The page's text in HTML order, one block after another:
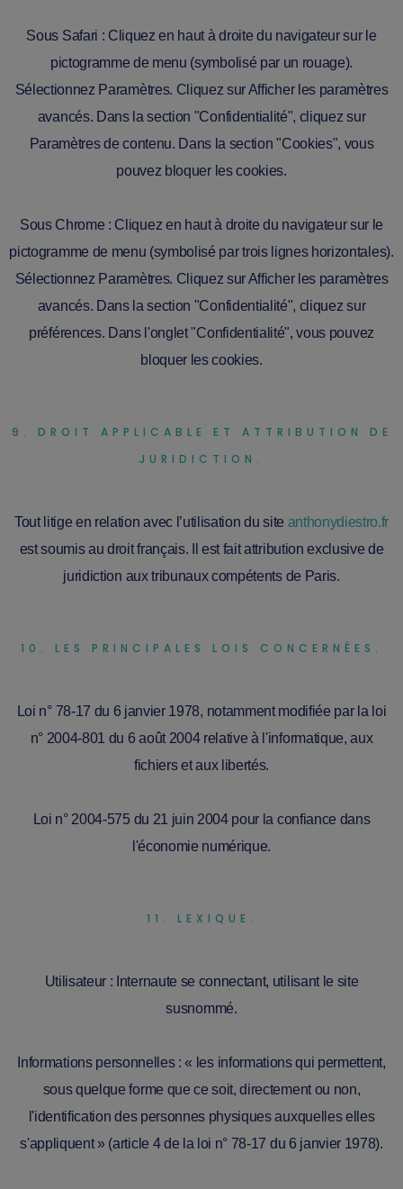
Sous Safari : Cliquez en haut à droite du navigateur sur le
pictogramme de menu (symbolisé par un rouage).
Sélectionnez Paramètres. Cliquez sur Afficher les paramètres
avancés. Dans la section "Confidentialité", cliquez sur
Paramètres de contenu. Dans la section "Cookies", vous
pouvez bloquer les cookies.
Sous Chrome : Cliquez en haut à droite du navigateur sur le
pictogramme de menu (symbolisé par trois lignes horizontales).
Sélectionnez Paramètres. Cliquez sur Afficher les paramètres
avancés. Dans la section "Confidentialité", cliquez sur
préférences. Dans l'onglet "Confidentialité", vous pouvez
bloquer les cookies.
9. DROIT APPLICABLE ET ATTRIBUTION DE
JURIDICTION.
Tout litige en relation avec l’utilisation du site anthonydiestro.fr
est soumis au droit français. Il est fait attribution exclusive de
juridiction aux tribunaux compétents de Paris.
10. LES PRINCIPALES LOIS CONCERNÉES.
Loi n° 78-17 du 6 janvier 1978, notamment modifiée par la loi
n° 2004-801 du 6 août 2004 relative à l'informatique, aux
fichiers et aux libertés.
Loi n° 2004-575 du 21 juin 2004 pour la confiance dans
l'économie numérique.
11. LEXIQUE.
Utilisateur : Internaute se connectant, utilisant le site
susnommé.
Informations personnelles : « les informations qui permettent,
sous quelque forme que ce soit, directement ou non,
l'identification des personnes physiques auxquelles elles
s'appliquent » (article 4 de la loi n° 78-17 du 6 janvier 1978).